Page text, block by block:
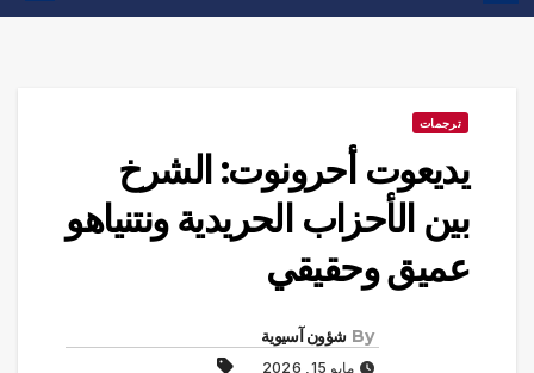
ترجمات
يديعوت أحرونوت: الشرخ
بين الأحزاب الحريدية ونتنياهو
عميق وحقيقي
By شؤون آسيوية
مايو 15, 2026